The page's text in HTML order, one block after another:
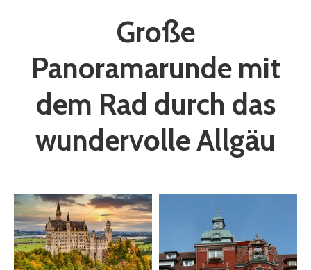
Große
Panoramarunde mit
dem Rad durch das
wundervolle Allgäu